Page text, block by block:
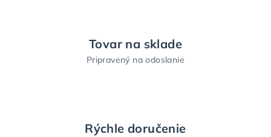
Tovar na sklade
Pripravený na odoslanie
Rýchle doručenie